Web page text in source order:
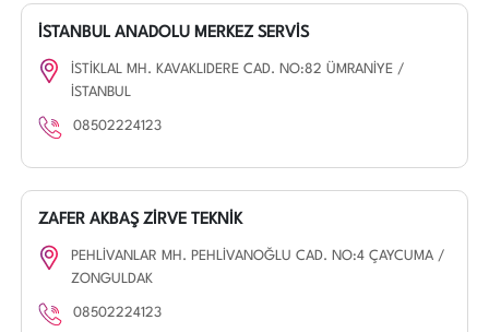
İSTANBUL ANADOLU MERKEZ SERVİS
İSTİKLAL MH. KAVAKLIDERE CAD. NO:82 ÜMRANİYE /
İSTANBUL
08502224123
ZAFER AKBAŞ ZİRVE TEKNİK
PEHLİVANLAR MH. PEHLİVANOĞLU CAD. NO:4 ÇAYCUMA /
ZONGULDAK
08502224123